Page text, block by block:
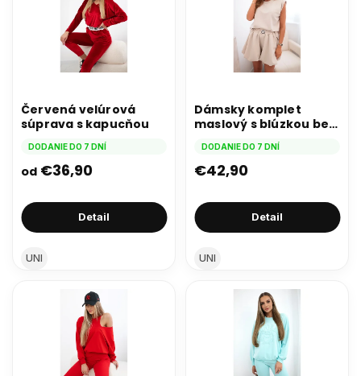
Červená velúrová
súprava s kapucňou
DODANIE DO 7 DNÍ
od €36,90
Detail
UNI
Dámsky komplet
maslový s blúzkou bez
rukávov a šortkami so
širokou nohavicou
béžový
DODANIE DO 7 DNÍ
€42,90
Detail
UNI